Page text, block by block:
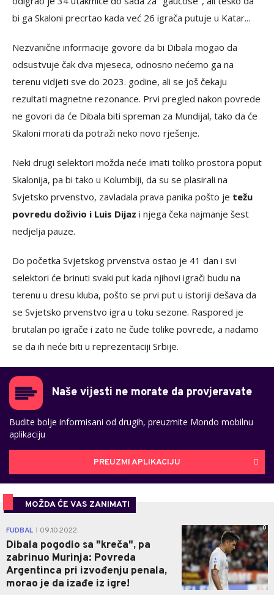
bi ga Skaloni precrtao kada već 26 igrača putuje u Katar...
Nezvanične informacije govore da bi Dibala mogao da
odsustvuje čak dva mjeseca, odnosno nećemo ga na
terenu vidjeti sve do 2023. godine, ali se još čekaju
rezultati magnetne rezonance. Prvi pregled nakon povrede
ne govori da će Dibala biti spreman za Mundijal, tako da će
Skaloni morati da potraži neko novo rješenje.
Neki drugi selektori možda neće imati toliko prostora poput
Skalonija, pa bi tako u Kolumbiji, da su se plasirali na
Svjetsko prvenstvo, zavladala prava panika pošto je težu
povredu doživio i Luis Dijaz i njega čeka najmanje šest
nedjelja pauze.
Do početka Svjetskog prvenstva ostao je 41 dan i svi
selektori će brinuti svaki put kada njihovi igrači budu na
terenu u dresu kluba, pošto se prvi put u istoriji dešava da
se Svjetsko prvenstvo igra u toku sezone. Raspored je
brutalan po igrače i zato ne čude tolike povrede, a nadamo
se da ih neće biti u reprezentaciji Srbije.
Naše vijesti ne morate da provjeravate
Budite bolje informisani od drugih, preuzmite Mondo mobilnu
aplikaciju
PREUZMI APLIKACIJU
MOŽDA ĆE VAS ZANIMATI
FUDBAL 09.10.2022.
Dibala pogodio sa "kreča", pa
zabrinuo Murinja: Povreda
Argentinca pri izvođenju penala,
morao je da izađe iz igre!
0